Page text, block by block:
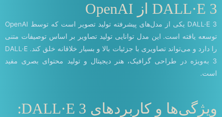
DALL·E 3 از OpenAI
DALL·E 3 یکی از مدل‌های پیشرفته تولید تصویر است که توسط OpenAI
توسعه یافته است. این مدل توانایی تولید تصاویر بر اساس توصیفات متنی
را دارد و می‌تواند تصاویری با جزئیات بالا و بسیار خلاقانه خلق کند. DALL·E
3 به‌ویژه در طراحی گرافیک، هنر دیجیتال و تولید محتوای بصری مفید
است.
ویژگی‌ها و کاربردهای DALL·E 3: